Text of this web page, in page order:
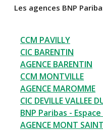
Les agences BNP
CCM PAVILLY
CIC BARENTIN
AGENCE BARENTIN
CCM MONTVILLE
AGENCE MAROMME
CIC DEVILLE VALLEE
BNP Paribas -
AGENCE MONT